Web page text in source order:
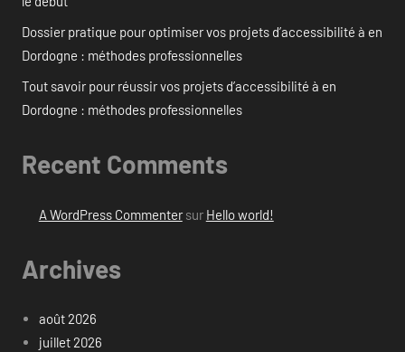
Dossier pratique pour optimiser vos projets d’accessibilité à en
Dordogne : méthodes professionnelles
Tout savoir pour réussir vos projets d’accessibilité à en
Dordogne : méthodes professionnelles
Recent Comments
A WordPress Commentersur Hello world!
Archives
août 2026
juillet 2026